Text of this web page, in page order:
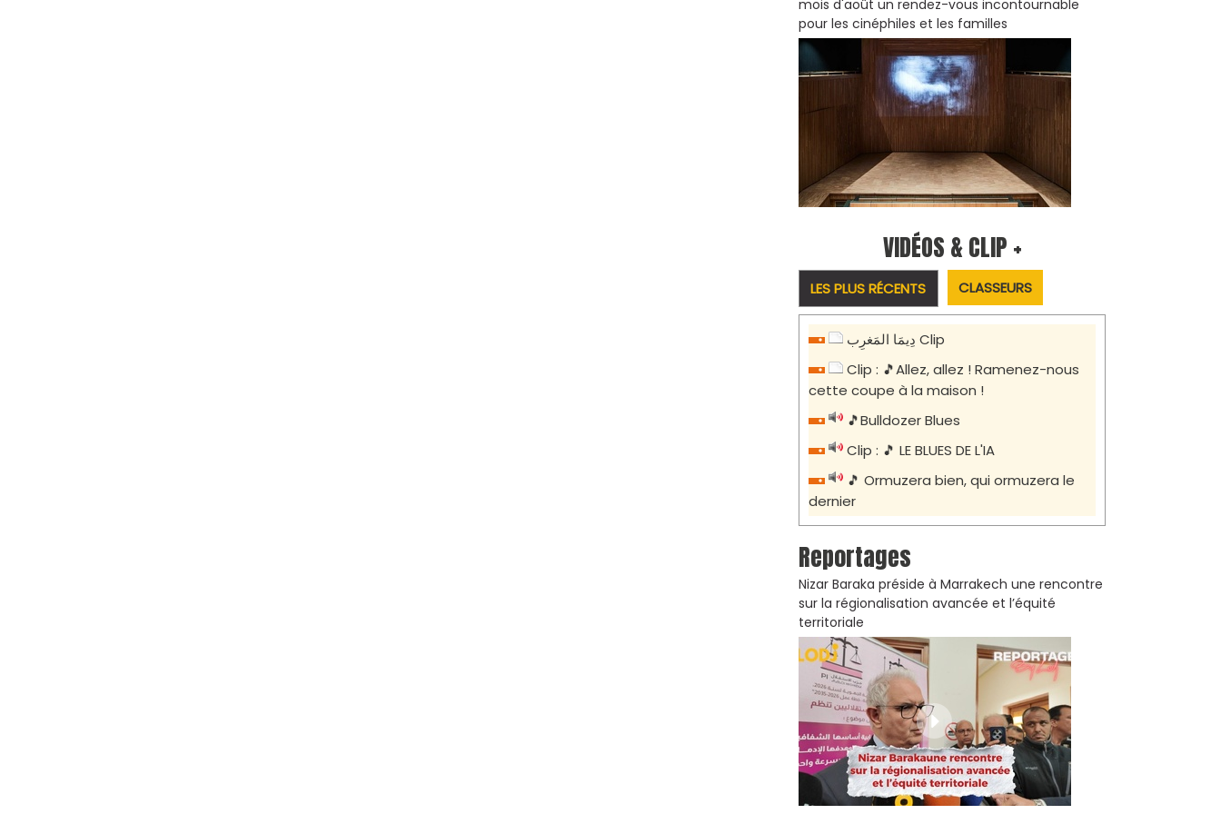
mois d'août un rendez-vous incontournable
pour les cinéphiles et les familles
VIDÉOS & CLIP +
LES PLUS RÉCENTS CLASSEURS
دِيمَا المَغرِب Clip
Clip : 🎵Allez, allez ! Ramenez-nous
cette coupe à la maison !
🎵Bulldozer Blues
Clip : 🎵 LE BLUES DE L'IA
🎵 Ormuzera bien, qui ormuzera le
dernier
Reportages
Nizar Baraka préside à Marrakech une rencontre
sur la régionalisation avancée et l’équité
territoriale